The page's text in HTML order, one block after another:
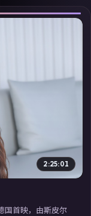
2:25:01
国首映，由斯皮尔